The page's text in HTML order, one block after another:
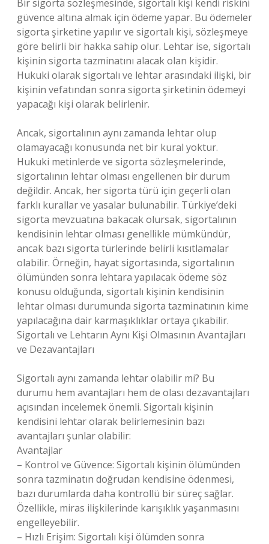
Bir sigorta sözleşmesinde, sigortalı kişi kendi riskini
güvence altına almak için ödeme yapar. Bu ödemeler
sigorta şirketine yapılır ve sigortalı kişi, sözleşmeye
göre belirli bir hakka sahip olur. Lehtar ise, sigortalı
kişinin sigorta tazminatını alacak olan kişidir.
Hukuki olarak sigortalı ve lehtar arasındaki ilişki, bir
kişinin vefatından sonra sigorta şirketinin ödemeyi
yapacağı kişi olarak belirlenir.
Ancak, sigortalının aynı zamanda lehtar olup
olamayacağı konusunda net bir kural yoktur.
Hukuki metinlerde ve sigorta sözleşmelerinde,
sigortalının lehtar olması engellenen bir durum
değildir. Ancak, her sigorta türü için geçerli olan
farklı kurallar ve yasalar bulunabilir. Türkiye’deki
sigorta mevzuatına bakacak olursak, sigortalının
kendisinin lehtar olması genellikle mümkündür,
ancak bazı sigorta türlerinde belirli kısıtlamalar
olabilir. Örneğin, hayat sigortasında, sigortalının
ölümünden sonra lehtara yapılacak ödeme söz
konusu olduğunda, sigortalı kişinin kendisinin
lehtar olması durumunda sigorta tazminatının kime
yapılacağına dair karmaşıklıklar ortaya çıkabilir.
Sigortalı ve Lehtarın Aynı Kişi Olmasının Avantajları
ve Dezavantajları
Sigortalı aynı zamanda lehtar olabilir mi? Bu
durumu hem avantajları hem de olası dezavantajları
açısından incelemek önemli. Sigortalı kişinin
kendisini lehtar olarak belirlemesinin bazı
avantajları şunlar olabilir:
Avantajlar
– Kontrol ve Güvence: Sigortalı kişinin ölümünden
sonra tazminatın doğrudan kendisine ödenmesi,
bazı durumlarda daha kontrollü bir süreç sağlar.
Özellikle, miras ilişkilerinde karışıklık yaşanmasını
engelleyebilir.
– Hızlı Erişim: Sigortalı kişi ölümden sonra